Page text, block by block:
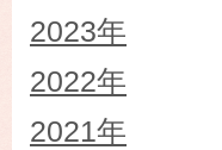
2023年
2022年
2021年